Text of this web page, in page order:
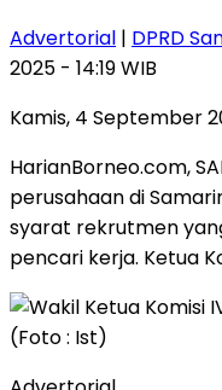
Advertorial | DPRD
2025 - 14:19 WIB
Kamis, 4 September
HarianBorneo.com,
perusahaan di
syarat rekrutmen
pencari kerja. Ketua